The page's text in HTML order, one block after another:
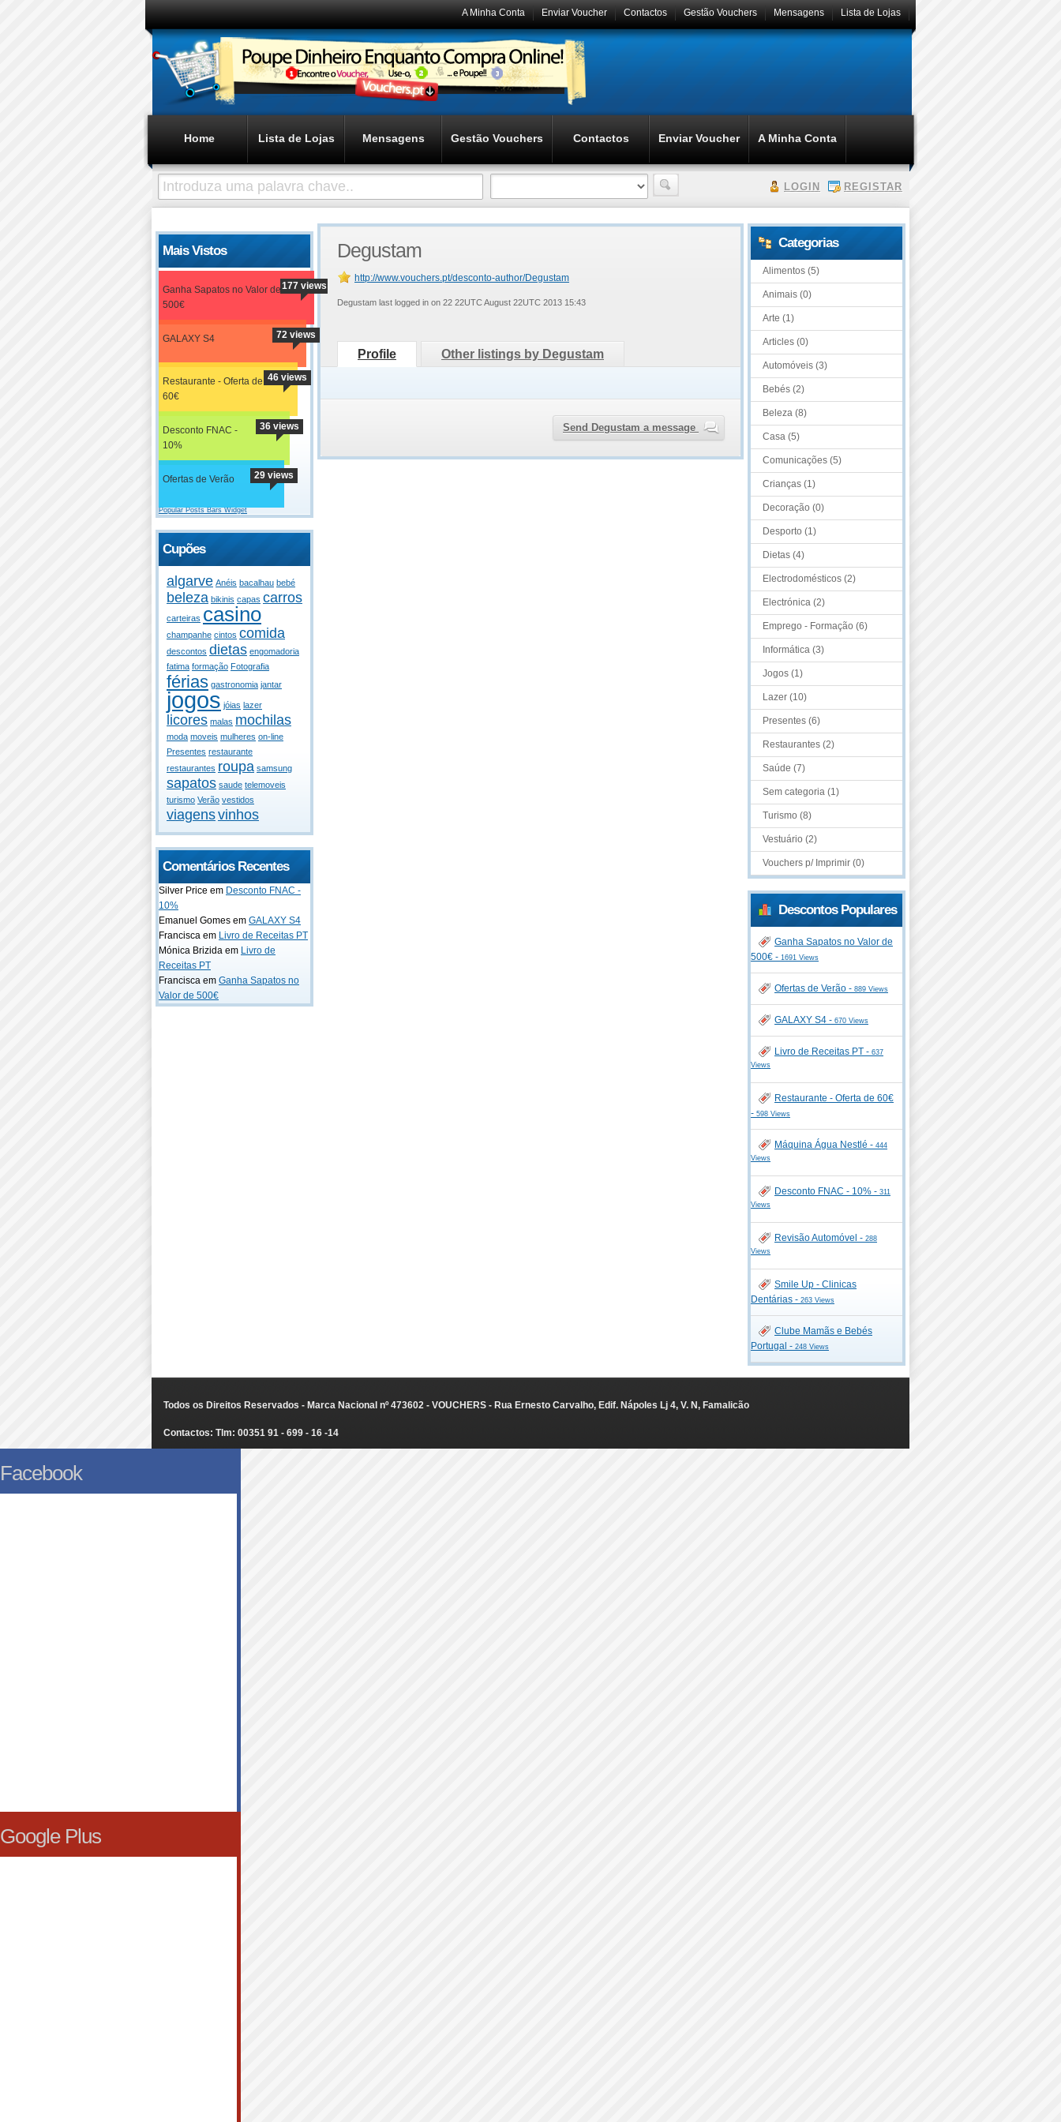
Lista de Lojas
Mensagens
Gestão Vouchers
Contactos
Enviar Voucher
A Minha Conta
Home Lista de Lojas Mensagens Gestão Vouchers Contactos Enviar Voucher A Minha Conta
LOGIN REGISTAR
Mais Vistos
Ganha Sapatos no Valor de
500€
177 views
GALAXY S4 72 views
Restaurante - Oferta de
60€
46 views
Desconto FNAC -
10%
36 views
Ofertas de Verão 29 views
Popular Posts Bars Widget
Cupões
algarve Anéis bacalhau bebé
beleza bikinis capas carros
carteiras casino
champanhe cintos comida
descontos dietas engomadoria
fatima formação Fotografia
férias gastronomia jantar
jogos jóias lazer
licores malas mochilas
moda moveis mulheres on-line
Presentes restaurante
restaurantes roupa samsung
sapatos saude telemoveis
turismo Verão vestidos
viagensvinhos
Comentários Recentes
Silver Price em Desconto FNAC -
10%
Emanuel Gomes em GALAXY S4
Francisca em Livro de Receitas PT
Mónica Brizida em Livro de
Receitas PT
Francisca em Ganha Sapatos no
Valor de 500€
Degustam
http://www.vouchers.pt/desconto-author/Degustam
Degustam last logged in on 22 22UTC August 22UTC 2013 15:43
Profile Other listings by Degustam
Send Degustam a message
Categorias
Alimentos (5)
Animais (0)
Arte (1)
Articles (0)
Automóveis (3)
Bebés (2)
Beleza (8)
Casa (5)
Comunicações (5)
Crianças (1)
Decoração (0)
Desporto (1)
Dietas (4)
Electrodomésticos (2)
Electrónica (2)
Emprego - Formação (6)
Informática (3)
Jogos (1)
Lazer (10)
Presentes (6)
Restaurantes (2)
Saúde (7)
Sem categoria (1)
Turismo (8)
Vestuário (2)
Vouchers p/ Imprimir (0)
Descontos Populares
Ganha Sapatos no Valor de
500€ - 1691 Views
Ofertas de Verão - 889 Views
GALAXY S4 - 670 Views
Livro de Receitas PT - 637
Views
Restaurante - Oferta de 60€
- 598 Views
Máquina Água Nestlé - 444
Views
Desconto FNAC - 10% - 311
Views
Revisão Automóvel - 288
Views
Smile Up - Clinicas
Dentárias - 263 Views
Clube Mamãs e Bebés
Portugal - 248 Views
Todos os Direitos Reservados - Marca Nacional nº 473602 - VOUCHERS - Rua Ernesto Carvalho, Edif. Nápoles Lj 4, V. N, Famalicão
Contactos: Tlm: 00351 91 - 699 - 16 -14
Facebook
Google Plus